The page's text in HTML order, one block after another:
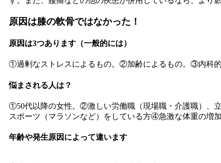
原因は膝の軟骨ではなかった！
原因は3つあります（一般的には）
①過剰なストレスによるもの。②加齢によるもの。③内科
悩まされる人は？
①50代以降の女性。②激しい労働職（現場職・介護職）、
スポーツ（マラソンなど）をしている方④急激な体重の増
年齢や発生原因によって違います